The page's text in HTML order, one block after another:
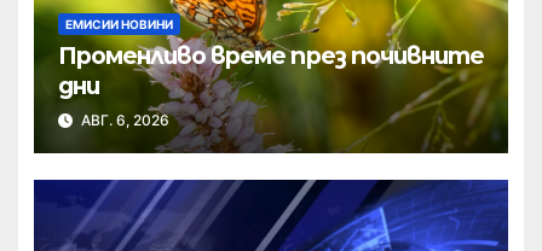
ЕМИСИИ НОВИНИ
Променливо време през почивните
дни
АВГ. 6, 2026